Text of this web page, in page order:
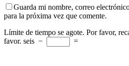
Guarda mi nombre, correo
para la próxima vez que comente.
Límite de tiempo se agote. Por favor,
favor. seis − =